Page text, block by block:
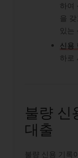
하여
을
있는
신용
하로
불량 신
대출
불량 신용 기록